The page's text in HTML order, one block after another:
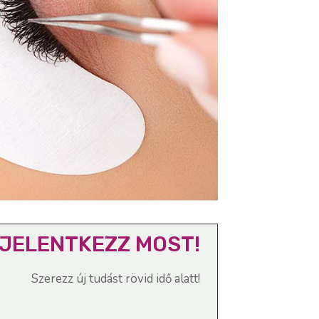
MOST!
Szerezz új tudást rövid idő alatt!